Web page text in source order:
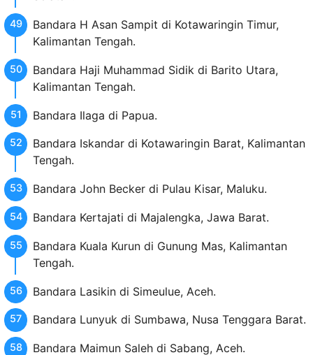
Bandara H Asan Sampit di Kotawaringin Timur,
Kalimantan Tengah.
Bandara Haji Muhammad Sidik di Barito Utara,
Kalimantan Tengah.
Bandara Ilaga di Papua.
Bandara Iskandar di Kotawaringin Barat, Kalimantan
Tengah.
Bandara John Becker di Pulau Kisar, Maluku.
Bandara Kertajati di Majalengka, Jawa Barat.
Bandara Kuala Kurun di Gunung Mas, Kalimantan
Tengah.
Bandara Lasikin di Simeulue, Aceh.
Bandara Lunyuk di Sumbawa, Nusa Tenggara Barat.
Bandara Maimun Saleh di Sabang, Aceh.